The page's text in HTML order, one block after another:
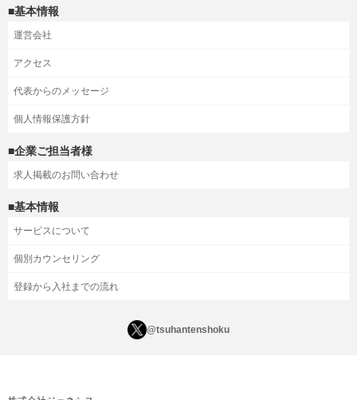
■基本情報
運営会社
アクセス
代表からのメッセージ
個人情報保護方針
■企業ご担当者様
求人掲載のお問い合わせ
■基本情報
サービスについて
個別カウンセリング
登録から入社までの流れ
@tsuhantenshoku